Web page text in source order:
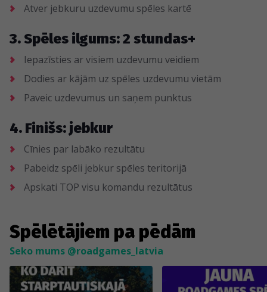
Atver jebkuru uzdevumu spēles kartē
3. Spēles ilgums: 2 stundas+
Iepazīsties ar visiem uzdevumu veidiem
Dodies ar kājām uz spēles uzdevumu vietām
Paveic uzdevumus un saņem punktus
4. Finišs: jebkur
Cīnies par labāko rezultātu
Pabeidz spēli jebkur spēles teritorijā
Apskati TOP visu komandu rezultātus
Spēlētājiem pa pēdām
Seko mums @roadgames_latvia